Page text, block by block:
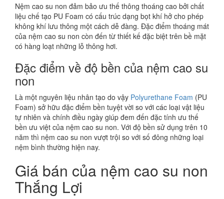
Nệm cao su non đảm bảo ưu thế thông thoáng cao bởi chất
liệu chế tạo PU Foam có cấu trúc dạng bọt khí hở cho phép
không khí lưu thông một cách dễ đàng. Đặc điểm thoáng mát
của nệm cao su non còn đến từ thiết kế đặc biệt trên bề mặt
có hàng loạt những lỗ thông hơi.
Đặc điểm về độ bền của nệm cao su
non
Là một nguyên liệu nhân tạo do vậy Polyurethane Foam (PU
Foam) sở hữu đặc điểm bền tuyệt vời so với các loại vật liệu
tự nhiên và chính điều ngày giúp đem đến đặc tính ưu thế
bền ưu việt của nệm cao su non. Với độ bền sử dụng trên 10
năm thì nệm cao su non vượt trội so với số đông những loại
nệm bình thường hiện nay.
Giá bán của nệm cao su non
Thắng Lợi